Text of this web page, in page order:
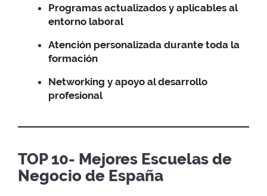
Programas actualizados y aplicables al
entorno laboral
Atención personalizada durante toda la
formación
Networking y apoyo al desarrollo
profesional
TOP 10- Mejores Escuelas de
Negocio de España